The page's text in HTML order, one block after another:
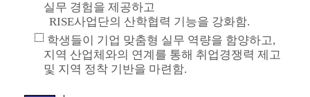
실무 경험을 제공하고
RISE사업단의 산학협력 기능을 강화함.
학생들이 기업 맞춤형 실무 역량을 함양하고,
지역 산업체와의 연계를 통해 취업경쟁력 제고
및 지역 정착 기반을 마련함.